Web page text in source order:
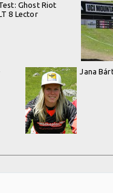
Ghost Riot
8 Lector
Jana